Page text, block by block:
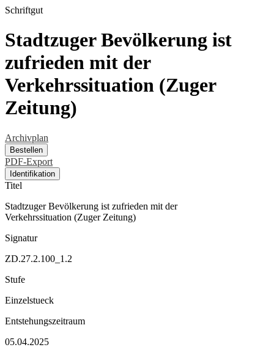
Schriftgut
Stadtzuger Bevölkerung ist
zufrieden mit der
Verkehrssituation (Zuger
Zeitung)
Archivplan
Bestellen
PDF-Export
Identifikation
Titel
Stadtzuger Bevölkerung ist zufrieden mit der
Verkehrssituation (Zuger Zeitung)
Signatur
ZD.27.2.100_1.2
Stufe
Einzelstueck
Entstehungszeitraum
05.04.2025